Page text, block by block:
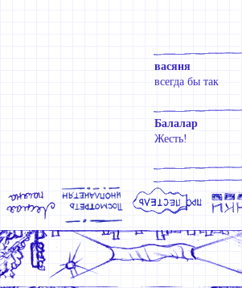
васяня
всегда бы так
Балалар
Жесть!